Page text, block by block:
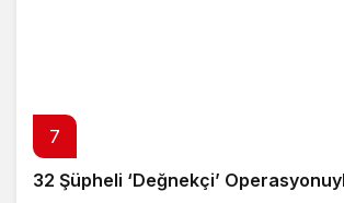
7
32 Şüpheli ‘Değnekçi’